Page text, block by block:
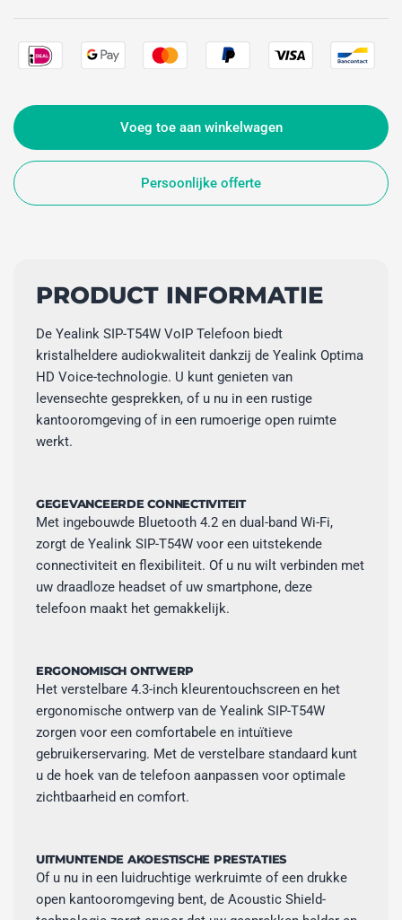
Voeg toe aan winkelwagen
Persoonlijke offerte
PRODUCT INFORMATIE
De Yealink SIP-T54W VoIP Telefoon biedt
kristalheldere audiokwaliteit dankzij de Yealink Optima
HD Voice-technologie. U kunt genieten van
levensechte gesprekken, of u nu in een rustige
kantooromgeving of in een rumoerige open ruimte
werkt.
GEGEVANCEERDE CONNECTIVITEIT
Met ingebouwde Bluetooth 4.2 en dual-band Wi-Fi,
zorgt de Yealink SIP-T54W voor een uitstekende
connectiviteit en flexibiliteit. Of u nu wilt verbinden met
uw draadloze headset of uw smartphone, deze
telefoon maakt het gemakkelijk.
ERGONOMISCH ONTWERP
Het verstelbare 4.3-inch kleurentouchscreen en het
ergonomische ontwerp van de Yealink SIP-T54W
zorgen voor een comfortabele en intuïtieve
gebruikerservaring. Met de verstelbare standaard kunt
u de hoek van de telefoon aanpassen voor optimale
zichtbaarheid en comfort.
UITMUNTENDE AKOESTISCHE PRESTATIES
Of u nu in een luidruchtige werkruimte of een drukke
open kantooromgeving bent, de Acoustic Shield-